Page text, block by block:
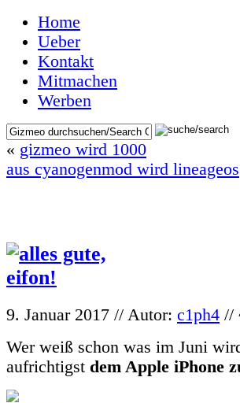
Home
Ueber
Kontakt
Mitmachen
Werben
« gizmeo wird 1000
aus cyanogenmod wird lineageos
9. Januar 2017 // Autor: c1ph4 //
Wer weiß schon was im Juni
aufrichtigst dem Apple iPhone